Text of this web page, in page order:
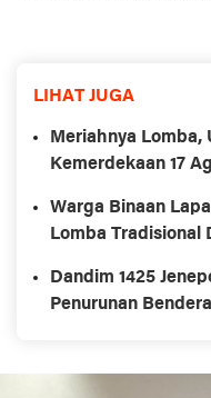
LIHAT JUGA
Meriahnya
Kemerdekaan 17
Warga Binaan
Lomba Tradisional
Dandim 1425
Penurunan